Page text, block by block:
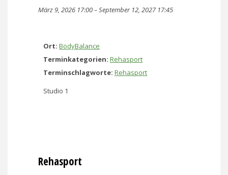
März 9, 2026 17:00–September 12, 2027 17:45
Ort: BodyBalance
Terminkategorien: Rehasport
Terminschlagworte: Rehasport
Studio 1
Rehasport